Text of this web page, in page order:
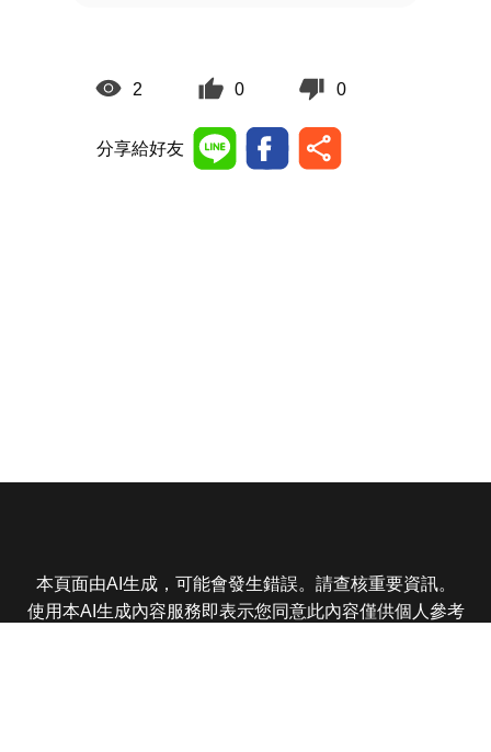
2 0 0
分享給好友
本頁面由AI生成，可能會發生錯誤。請查核重要資訊。
使用本AI生成內容服務即表示您同意此內容僅供個人參考